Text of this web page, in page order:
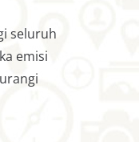
seluruh
emisi